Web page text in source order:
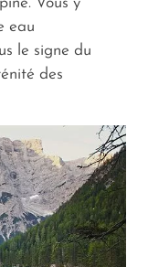
eau
le signe du
des